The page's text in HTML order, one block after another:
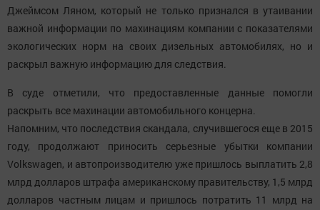
Джеймсом Ляном, который не только признался в утаивании
важной информации по махинациям компании с показателями
экологических норм на своих дизельных автомобилях, но и
раскрыл важную информацию для следствия.
В суде отметили, что предоставленные данные помогли
раскрыть все махинации автомобильного концерна.
Напомним, что последствия скандала, случившегося еще в 2015
году, продолжают приносить серьезные убытки компании
Volkswagen, и автопроизводителю уже пришлось выплатить 2,8
млрд долларов штрафа американскому правительству, 1,5 млрд
долларов частным лицам и пришлось потратить 11 млрд на